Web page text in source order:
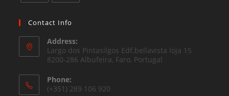
in
a
new
tab
in
new
tab
Contact Info
Address:
Largo dos Pintasilgos Edf.bellavista loja 15
8200-286 Albufeira, Faro, Portugal
Phone:
(+351) 289 106 920